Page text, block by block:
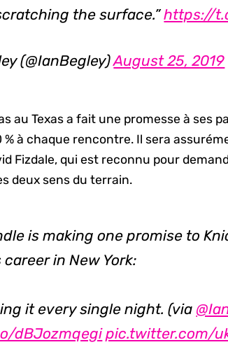
the surface.”https://
(@IanBegley)August 25, 2019
au Texas a fait une promesse à ses
% à chaque rencontre. Il sera
Fizdale, qui est reconnu pour
deux sens du terrain.
is making one promise to
in New York:
it every single night. (via
dBJozmqegipic.twitter.com/